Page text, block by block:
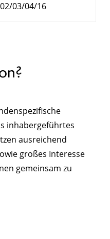
03/04/16
inhabergeführtes
ausreichend
großes Interesse
gemeinsam zu